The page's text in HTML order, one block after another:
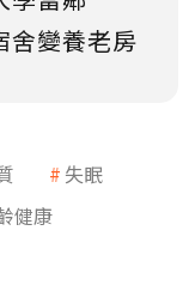
舍變養老房
失眠
健康